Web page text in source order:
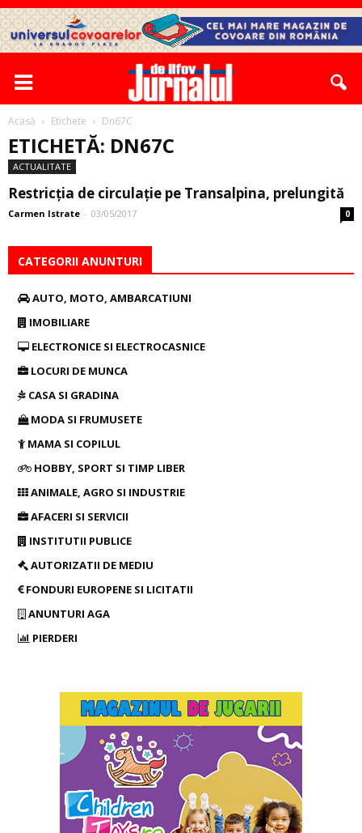
Acasă Etichete Dn67C
ETICHETĂ: DN67C
ACTUALITATE
Restricţia de circulaţie pe Transalpina, prelungită
Carmen Istrate - 03/05/2017 0
CATEGORII ANUNTURI
AUTO, MOTO, AMBARCATIUNI
IMOBILIARE
ELECTRONICE SI ELECTROCASNICE
LOCURI DE MUNCA
CASA SI GRADINA
MODA SI FRUMUSETE
MAMA SI COPILUL
HOBBY, SPORT SI TIMP LIBER
ANIMALE, AGRO SI INDUSTRIE
AFACERI SI SERVICII
INSTITUTII PUBLICE
AUTORIZATII DE MEDIU
FONDURI EUROPENE SI LICITATII
ANUNTURI AGA
PIERDERI